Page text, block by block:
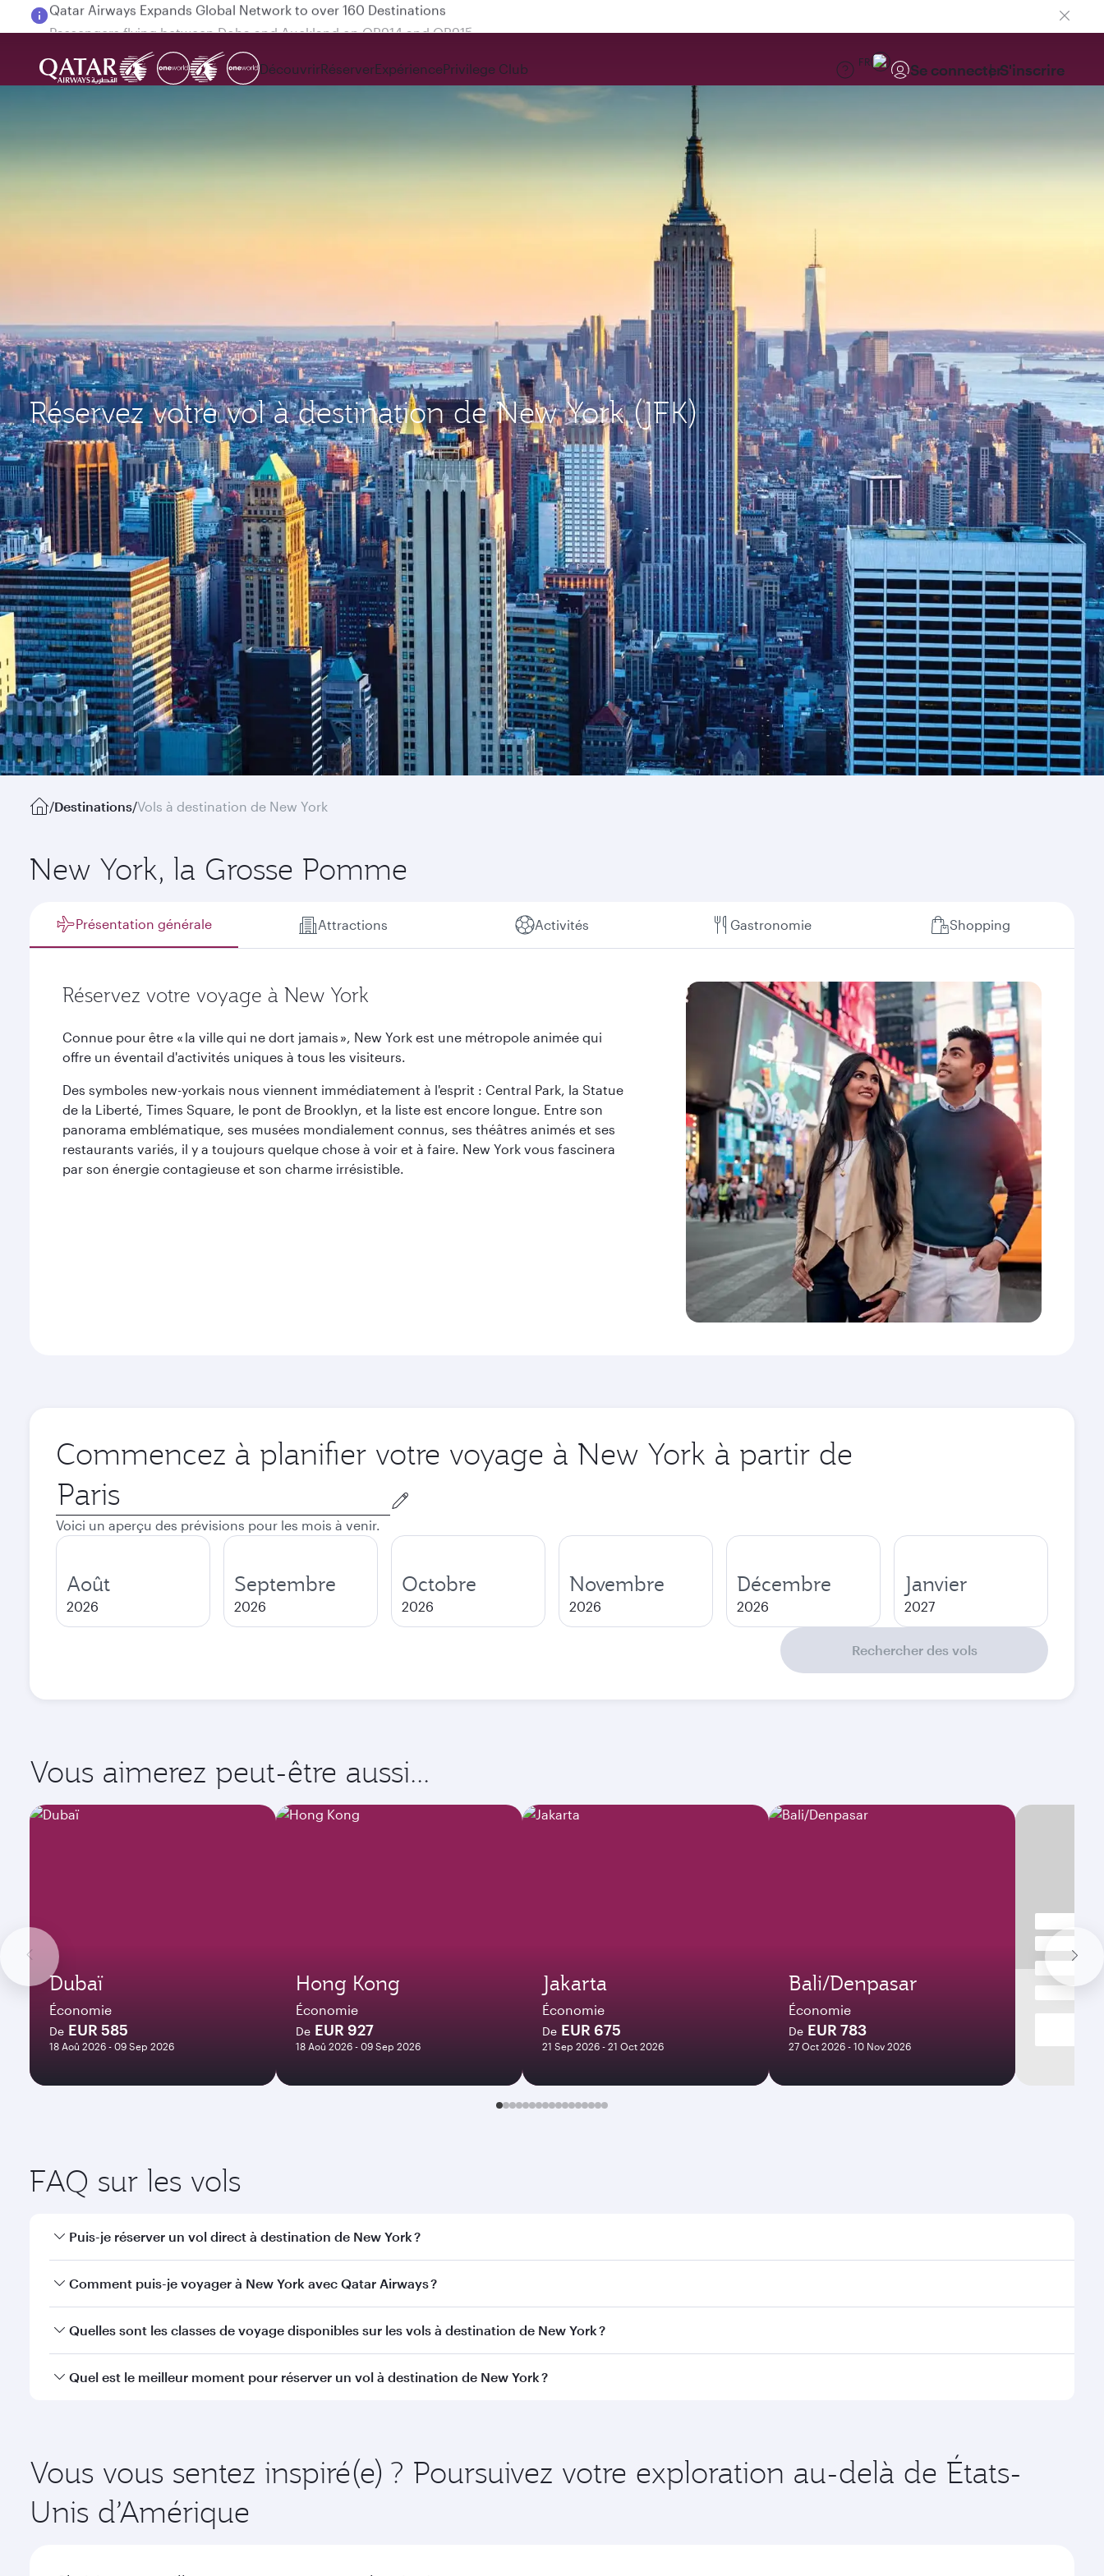
Passengers flying between Doha and Auckland on QR914 and QR915
DécouvrirRéserverExpériencePrivilege Club FR Se connecterS'inscrire
Réservez votre vol à destination de New York (JFK)
/Destinations/Vols à destination de New York
New York, la Grosse Pomme
Présentation générale Attractions Activités Gastronomie Shopping
Réservez votre voyage à New York
Connue pour être « la ville qui ne dort jamais », New York est une métropole animée qui
offre un éventail d'activités uniques à tous les visiteurs.
Des symboles new-yorkais nous viennent immédiatement à l'esprit : Central Park, la Statue
de la Liberté, Times Square, le pont de Brooklyn, et la liste est encore longue. Entre son
panorama emblématique, ses musées mondialement connus, ses théâtres animés et ses
restaurants variés, il y a toujours quelque chose à voir et à faire. New York vous fascinera
par son énergie contagieuse et son charme irrésistible.
Commencez à planifier votre voyage à New York à partir de
Ville
de
départ
Voici un aperçu des prévisions pour les mois à venir.
Août
2026
Septembre
2026
Octobre
2026
Novembre
2026
Décembre
2026
Janvier
2027
Rechercher des vols
Vous aimerez peut-être aussi...
Dubaï
Économie
De EUR 585
18 Aoû 2026 - 09 Sep 2026
Hong Kong
Économie
De EUR 927
18 Aoû 2026 - 09 Sep 2026
Jakarta
Économie
De EUR 675
21 Sep 2026 - 21 Oct 2026
Bali/Denpasar
Économie
De EUR 783
27 Oct 2026 - 10 Nov 2026
FAQ sur les vols
Puis-je réserver un vol direct à destination de New York ?
Oui, Qatar Airways opère des vols directs vers New York. Recherchez les vols depuis notre page d'accueil pour trouver les horaires et la fréquence des vols.
Comment puis-je voyager à New York avec Qatar Airways ?
Vous pouvez voyager directement à New York avec Qatar Airways. Nous desservons plus de 150 destinations via Doha, avec des correspondances fluides et
Quelles sont les classes de voyage disponibles sur les vols à destination de New York ?
La disponibilité des classes de voyage dépend de l'itinéraire et de la compagnie aérienne opérant le vol. Sur les vols opérés par Qatar Airways, vous pouvez
Quel est le meilleur moment pour réserver un vol à destination de New York ?
Vous vous sentez inspiré(e) ? Poursuivez votre exploration au-delà de États-
Unis d’Amérique